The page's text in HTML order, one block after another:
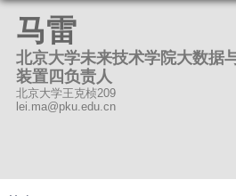
马雷
北京大学未来技术学院大数据
装置四负责人
北京大学王克桢209
lei.ma@pku.edu.cn